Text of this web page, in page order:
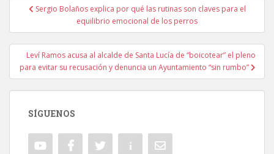
Navegación de entradas
Sergio Bolaños explica por qué las rutinas son claves para el
equilibrio emocional de los perros
Leví Ramos acusa al alcalde de Santa Lucía de “boicotear” el pleno
para evitar su recusación y denuncia un Ayuntamiento “sin rumbo”
SÍGUENOS